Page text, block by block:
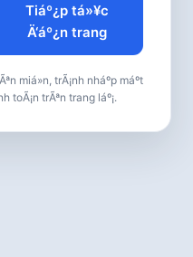
Tiáº¿p tá»¥c
Ä‘áº¿n trang
miá»n, trÃ¡nh nháº­p máº­t
toÃ¡n trÃªn trang láº¡.